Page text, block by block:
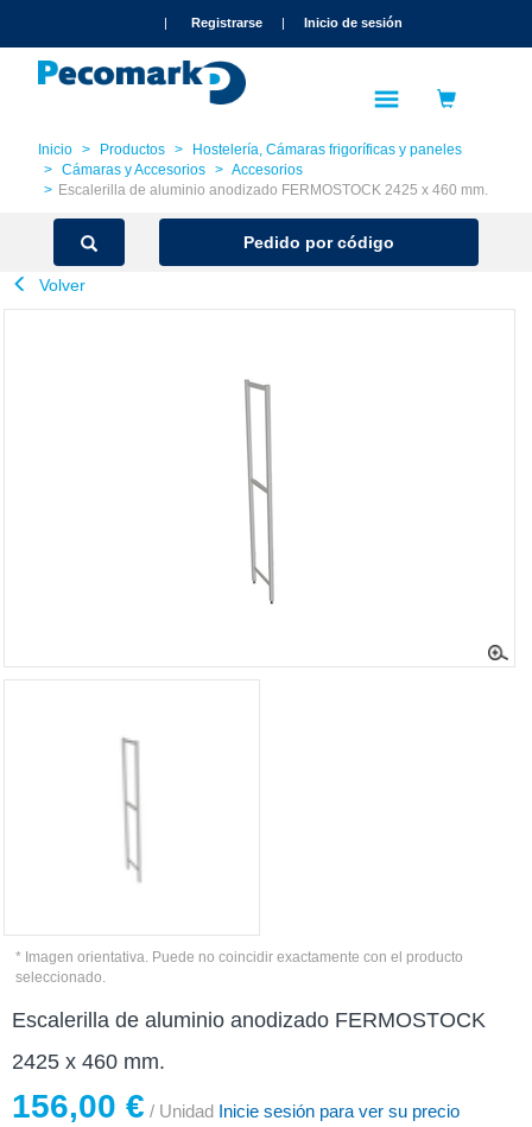
| Registrarse | Inicio de sesión
Inicio Productos
Hostelería, Cámaras frigoríficas y paneles
Cámaras y Accesorios
Accesorios
Escalerilla de aluminio anodizado FERMOSTOCK 2425 x 460 mm.
Pedido por código
Volver
* Imagen orientativa. Puede no coincidir exactamente con el producto
seleccionado.
Escalerilla de aluminio anodizado FERMOSTOCK
2425 x 460 mm.
156,00 € / Unidad Inicie sesión para ver su precio